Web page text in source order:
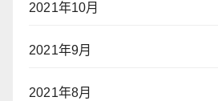
2021年10月
2021年9月
2021年8月